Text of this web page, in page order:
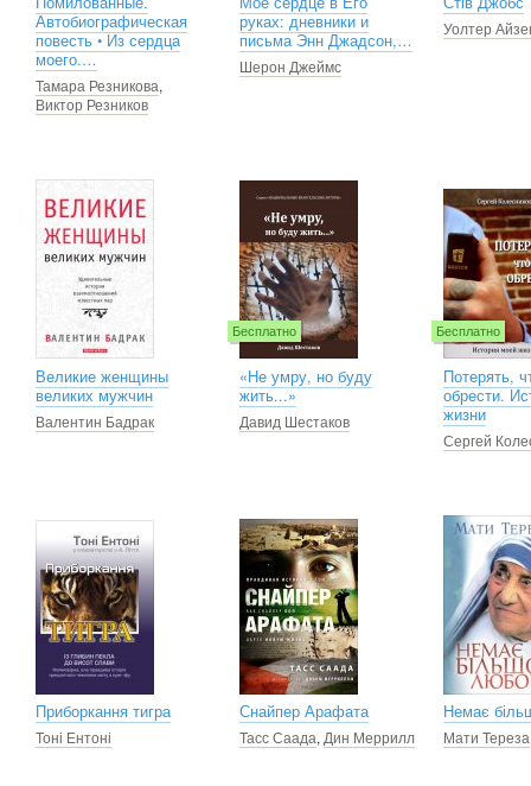
Автобиографическая
повесть • Из сердца
моего.…
Тамара Резникова,
Виктор Резников
руках: дневники и
письма Энн Джадсон,…
Шерон Джеймс
Уолтер
Великие женщины
великих мужчин
Валентин Бадрак
Бесплатно
«Не умру, но буду
жить...»
Давид Шестаков
Бесплатно
Потерять,
обрести.
жизни
Сергей
Приборкання тигра
Тоні Ентоні
Снайпер Арафата
Тасс Саада, Дин Меррилл
Немає
Мати Тереза